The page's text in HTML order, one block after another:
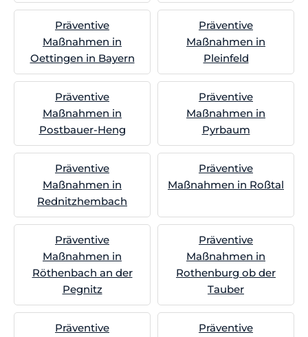
Präventive
Maßnahmen in
Oettingen in Bayern
Präventive
Maßnahmen in
Pleinfeld
Präventive
Maßnahmen in
Postbauer-Heng
Präventive
Maßnahmen in
Pyrbaum
Präventive
Maßnahmen in
Rednitzhembach
Präventive
Maßnahmen in Roßtal
Präventive
Maßnahmen in
Röthenbach an der
Pegnitz
Präventive
Maßnahmen in
Rothenburg ob der
Tauber
Präventive
Präventive